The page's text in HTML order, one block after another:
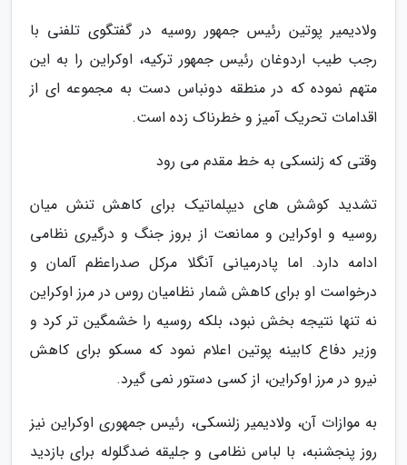
ولادیمیر پوتین رئیس جمهور روسیه در گفتگوی تلفنی با
رجب طیب اردوغان رئیس جمهور ترکیه، اوکراین را به این
متهم نموده که در منطقه دونباس دست به مجموعه ای از
اقدامات تحریک آمیز و خطرناک زده است.
وقتی که زلنسکی به خط مقدم می رود
تشدید کوشش های دیپلماتیک برای کاهش تنش میان
روسیه و اوکراین و ممانعت از بروز جنگ و درگیری نظامی
ادامه دارد. اما پادرمیانی آنگلا مرکل صدراعظم آلمان و
درخواست او برای کاهش شمار نظامیان روس در مرز اوکراین
نه تنها نتیجه بخش نبود، بلکه روسیه را خشمگین تر کرد و
وزیر دفاع کابینه پوتین اعلام نمود که مسکو برای کاهش
نیرو در مرز اوکراین، از کسی دستور نمی گیرد.
به موازات آن، ولادیمیر زلنسکی، رئیس جمهوری اوکراین نیز
روز پنجشنبه، با لباس نظامی و جلیقه ضدگلوله برای بازدید